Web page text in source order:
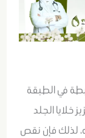
في الطبقة
خلايا الجلد
لذلك فإن نقص